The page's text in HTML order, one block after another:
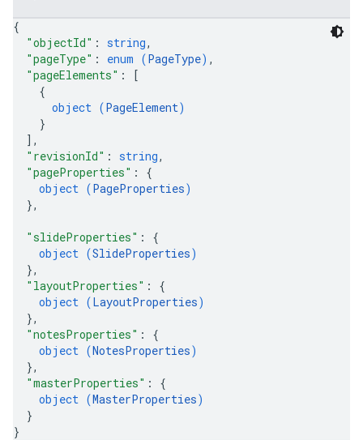
{
"objectId" : string,
"pageType" : enum (PageType) ,
"pageElements" :
[
{
object (PageElement)
}
] ,
"revisionId" : string,
"pageProperties" : {
object (PageProperties)
},
"slideProperties" : {
object (SlideProperties)
},
"layoutProperties" : {
object (LayoutProperties)
},
"notesProperties" : {
object (NotesProperties)
},
"masterProperties" : {
object (MasterProperties)
}
}